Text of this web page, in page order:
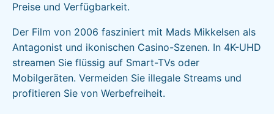
Preise und Verfügbarkeit.
Der Film von 2006 fasziniert mit Mads Mikkelsen als
Antagonist und ikonischen Casino-Szenen. In 4K-UHD
streamen Sie flüssig auf Smart-TVs oder
Mobilgeräten. Vermeiden Sie illegale Streams und
profitieren Sie von Werbefreiheit.